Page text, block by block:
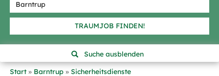
TRAUMJOB FINDEN!
Suche ausblenden
Start
Barntrup
Sicherheitsdienste